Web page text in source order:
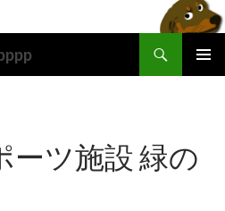
ーツ施設 緑の